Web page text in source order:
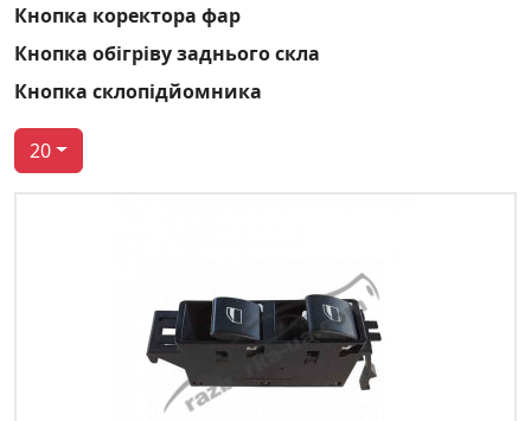
Кнопка коректора фар
Кнопка обігріву заднього скла
Кнопка склопідйомника
20